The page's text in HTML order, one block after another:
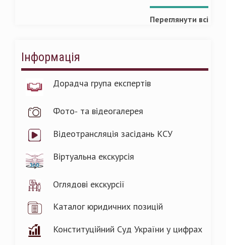
Переглянути всі
Інформація
Дорадча група експертів
Фото- та відеогалерея
Відеотрансляція засідань КСУ
Віртуальна екскурсія
Оглядові екскурсії
Каталог юридичних позицій
Конституційний Суд України у цифрах